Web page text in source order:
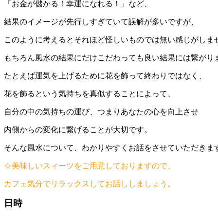
「お金が儲かる！幸運になれる！」など、
結果のイメージが先行しすぎていて誤解が多いですが、
このように考えるとそれほど怪しいものでは無い感じがしま
もちろん風水の結果にだけこだわっても良い結果には繋がり
たとえば運気を上げるために花を飾って終わりではなく、
花を飾るという気持ちを真似することによって、
自分の中の気持ちの運び、つまりあなたの心を向上させ
内側からの変化に繋げることが大切です。
そんな風水について、わかりやすくお話をさせていただきま
☆美味しいスィーツをご用意しておりますので、
カフェ気分でリラックスしてお話ししましょう。
日時